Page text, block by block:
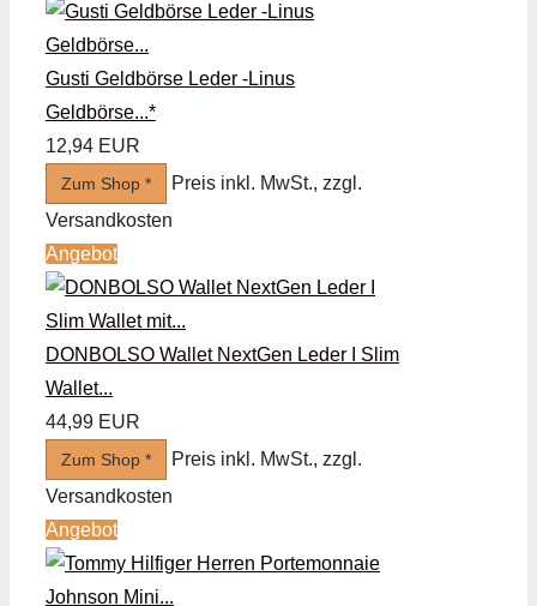
Gusti Geldbörse Leder -Linus
Geldbörse...*
12,94 EUR
Zum Shop *
Preis inkl. MwSt., zzgl.
Versandkosten
Angebot
DONBOLSO Wallet NextGen Leder I Slim
Wallet...
44,99 EUR
Zum Shop *
Preis inkl. MwSt., zzgl.
Versandkosten
Angebot